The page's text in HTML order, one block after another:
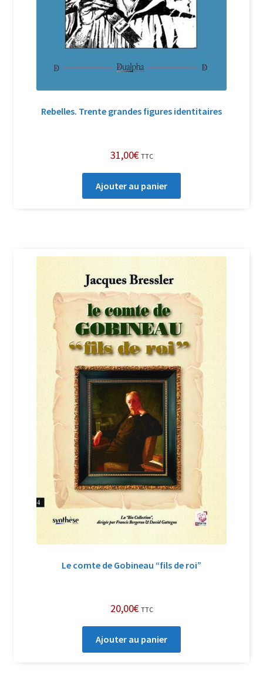
Rebelles. Trente grandes figures identitaires
31,00€ TTC
Ajouter au panier
Le comte de Gobineau “fils de roi”
20,00€ TTC
Ajouter au panier